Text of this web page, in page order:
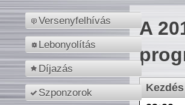
Versenyfelhívás
Lebonyolítás
Díjazás
Szponzorok
A
Kezdés